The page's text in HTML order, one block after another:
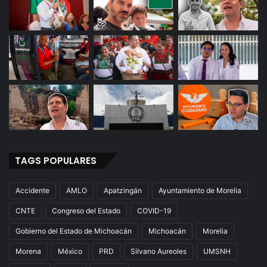
TAGS POPULARES
Accidente AMLO Apatzingán Ayuntamiento de Morelia
CNTE Congreso del Estado COVID-19
Gobierno del Estado de Michoacán Michoacán Morelia
Morena México PRD Silvano Aureoles UMSNH